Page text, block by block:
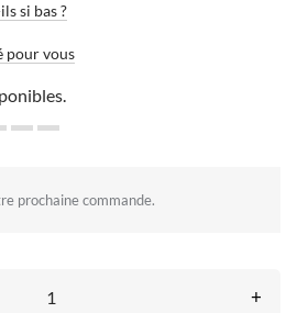
si bas ?
pour vous
prochaine commande.
+